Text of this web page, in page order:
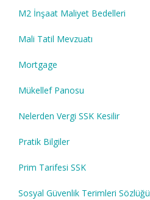
M2 İnşaat Maliyet Bedelleri
Mali Tatil Mevzuatı
Mortgage
Mükellef Panosu
Nelerden Vergi SSK Kesilir
Pratik Bilgiler
Prim Tarifesi SSK
Sosyal Güvenlik Terimleri Sözlüğü